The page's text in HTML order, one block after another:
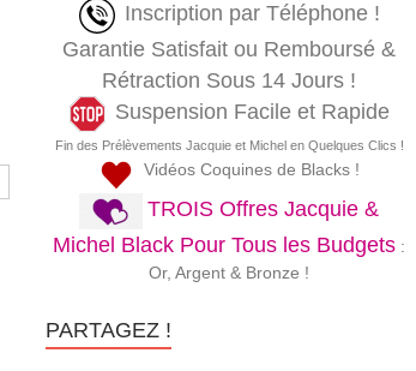
Inscription par Téléphone !
Garantie Satisfait ou Remboursé &
Rétraction Sous 14 Jours !
Suspension Facile et Rapide
Fin des Prélèvements Jacquie et Michel en Quelques Clics !
Vidéos Coquines de Blacks !
TROIS Offres Jacquie &
Michel Black Pour Tous les Budgets :
Or, Argent & Bronze !
PARTAGEZ !